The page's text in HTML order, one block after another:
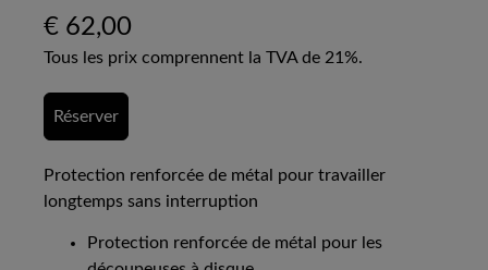
€ 62,00
Tous les prix comprennent la TVA de 21%.
Réserver
Protection renforcée de métal pour travailler
longtemps sans interruption
Protection renforcée de métal pour les